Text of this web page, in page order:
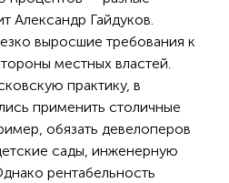
Александр Гайдуков.
выросшие требования к
местных властей.
практику, в
применить столичные
обязать девелоперов
сады, инженерную
рентабельность